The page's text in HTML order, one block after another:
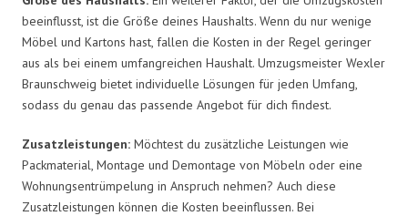
beeinflusst, ist die Größe deines Haushalts. Wenn du nur wenige
Möbel und Kartons hast, fallen die Kosten in der Regel geringer
aus als bei einem umfangreichen Haushalt. Umzugsmeister Wexler
Braunschweig bietet individuelle Lösungen für jeden Umfang,
sodass du genau das passende Angebot für dich findest.
Zusatzleistungen: Möchtest du zusätzliche Leistungen wie
Packmaterial, Montage und Demontage von Möbeln oder eine
Wohnungsentrümpelung in Anspruch nehmen? Auch diese
Zusatzleistungen können die Kosten beeinflussen. Bei